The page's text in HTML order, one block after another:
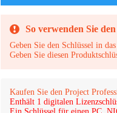
So verwenden Sie
Geben Sie den Schlüssel in
Geben Sie diesen
Kaufen Sie den Project
Enthält 1 digitalen